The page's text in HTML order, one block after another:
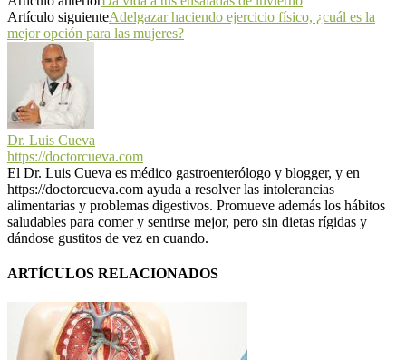
Artículo siguienteAdelgazar haciendo ejercicio físico, ¿cuál es la
mejor opción para las mujeres?
Dr. Luis Cueva
https://doctorcueva.com
El Dr. Luis Cueva es médico gastroenterólogo y blogger, y en
https://doctorcueva.com ayuda a resolver las intolerancias
alimentarias y problemas digestivos. Promueve además los hábitos
saludables para comer y sentirse mejor, pero sin dietas rígidas y
dándose gustitos de vez en cuando.
ARTÍCULOS RELACIONADOS